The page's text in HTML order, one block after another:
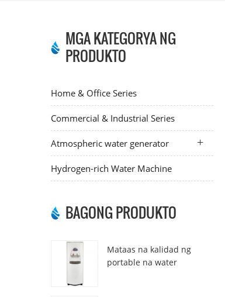
MGA KATEGORYA NG
PRODUKTO
Home & Office Series
Commercial & Industrial Series
Atmospheric water generator
Hydrogen-rich Water Machine
BAGONG PRODUKTO
Mataas na kalidad ng
portable na water